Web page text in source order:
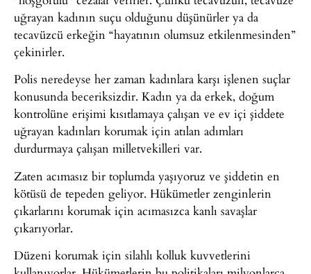
uğrayan kadının suçu olduğunu düşünürler ya da
tecavüzcü erkeğin “hayatının olumsuz etkilenmesinden”
çekinirler.
Polis neredeyse her zaman kadınlara karşı işlenen suçlar
konusunda beceriksizdir. Kadın ya da erkek, doğum
kontrolüne erişimi kısıtlamaya çalışan ve ev içi şiddete
uğrayan kadınları korumak için atılan adımları
durdurmaya çalışan milletvekilleri var.
Zaten acımasız bir toplumda yaşıyoruz ve şiddetin en
kötüsü de tepeden geliyor. Hükümetler zenginlerin
çıkarlarını korumak için acımasızca kanlı savaşlar
çıkarıyorlar.
Düzeni korumak için silahlı kolluk kuvvetlerini